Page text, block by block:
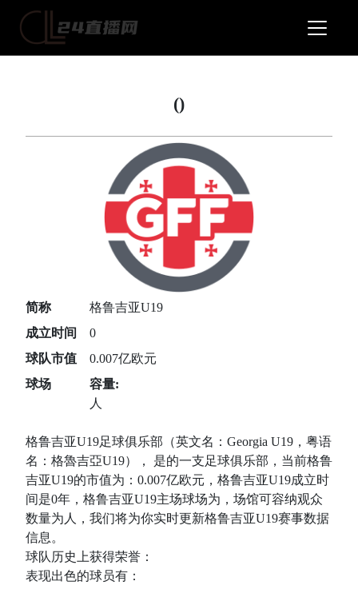
()
简称
格鲁吉亚U19
成立时间
0
球队市值
0.007亿欧元
球场
容量:
人
格鲁吉亚U19足球俱乐部（英文名：Georgia U19，粤语
名：格魯吉亞U19）， 是的一支足球俱乐部，当前格鲁
吉亚U19的市值为：0.007亿欧元，格鲁吉亚U19成立时
间是0年，格鲁吉亚U19主场球场为，场馆可容纳观众
数量为人，我们将为你实时更新格鲁吉亚U19赛事数据
信息。
球队历史上获得荣誉：
表现出色的球员有：